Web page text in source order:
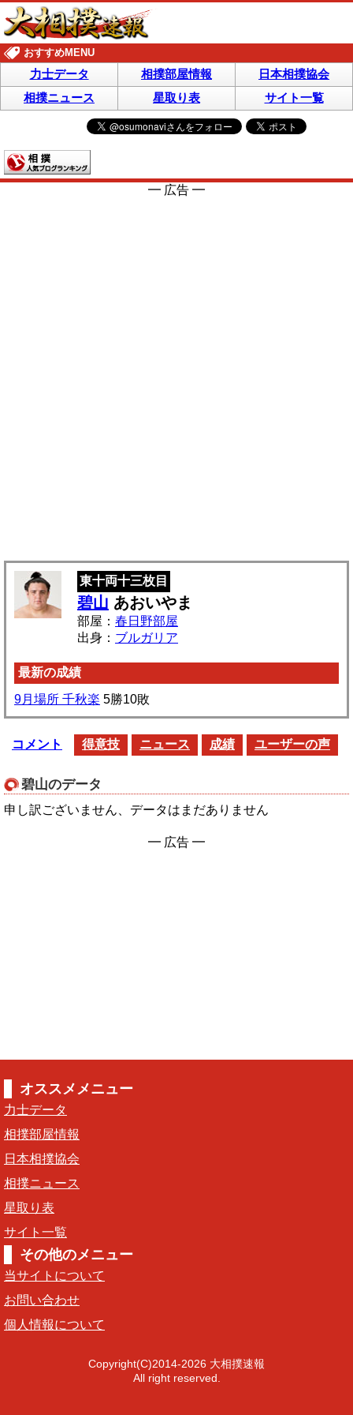
おすすめMENU
力士データ 相撲部屋情報
日本相撲協会
相撲ニュース
星取り表 サイト一覧
━ 広告 ━
東十両十三枚目
碧山 あおいやま
部屋： 春日野部屋
出身： ブルガリア
最新の成績
9月場所 千秋楽 5勝10敗
コメント 得意技 ニュース 成績 ユーザーの声
碧山のデータ
申し訳ございません、データはまだありません
━ 広告 ━
オススメメニュー
力士データ
相撲部屋情報
日本相撲協会
相撲ニュース
星取り表
サイト一覧
その他のメニュー
当サイトについて
お問い合わせ
個人情報について
Copyright(C)2014-2026 大相撲速報
All right reserved.